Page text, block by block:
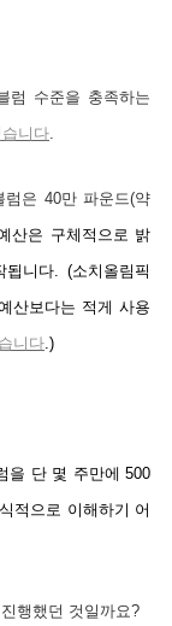
럼 수준을 충족하는
니다
럼은 40만 파운드(약
산은 구체적으로 밝
됩니다. (소치올림픽
산보다는 적게 사용
니다 .)
을 단 몇 주만에 500
적으로 이해하기 어
행했던 것일까요?